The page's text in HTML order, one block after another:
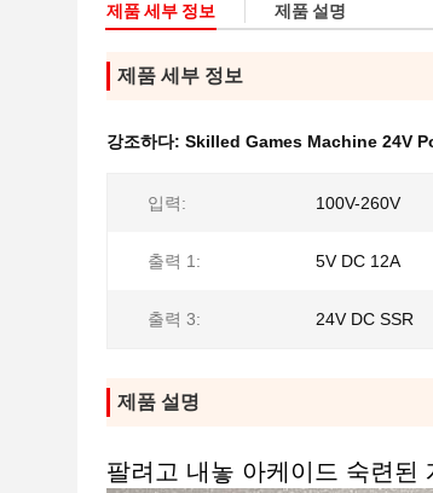
제품 세부 정보 제품 설명
제품 세부 정보
강조하다: Skilled Games Machine 24V
입력: 100V-260V
출력 1: 5V DC 12A
출력 3: 24V DC SSR
제품 설명
팔려고 내놓 아케이드 숙련된